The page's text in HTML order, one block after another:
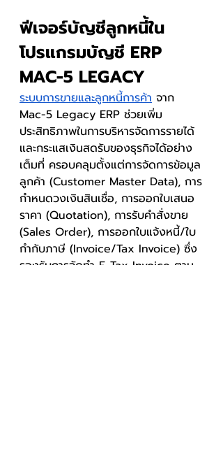
ฟีเจอร์บัญชีลูกหนี้ใน
โปรแกรมบัญชี ERP
MAC-5 LEGACY
ระบบการขายและลูกหนี้การค้า จาก
Mac-5 Legacy ERP ช่วยเพิ่ม
ประสิทธิภาพในการบริหารจัดการรายได้
และกระแสเงินสดรับของธุรกิจได้อย่าง
เต็มที่ ครอบคลุมตั้งแต่การจัดการข้อมูล
ลูกค้า (Customer Master Data), การ
กำหนดวงเงินสินเชื่อ, การออกใบเสนอ
ราคา (Quotation), การรับคำสั่งขาย
(Sales Order), การออกใบแจ้งหนี้/ใบ
กำกับภาษี (Invoice/Tax Invoice) ซึ่ง
รองรับการจัดทำ E-Tax Invoice ตาม